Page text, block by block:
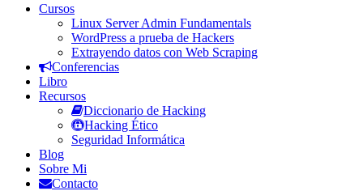
Cursos
Linux Server Admin Fundamentals
WordPress a prueba de Hackers
Extrayendo datos con Web Scraping
Conferencias
Libro
Recursos
Diccionario de Hacking
Hacking Ético
Seguridad Informática
Blog
Sobre Mi
Contacto